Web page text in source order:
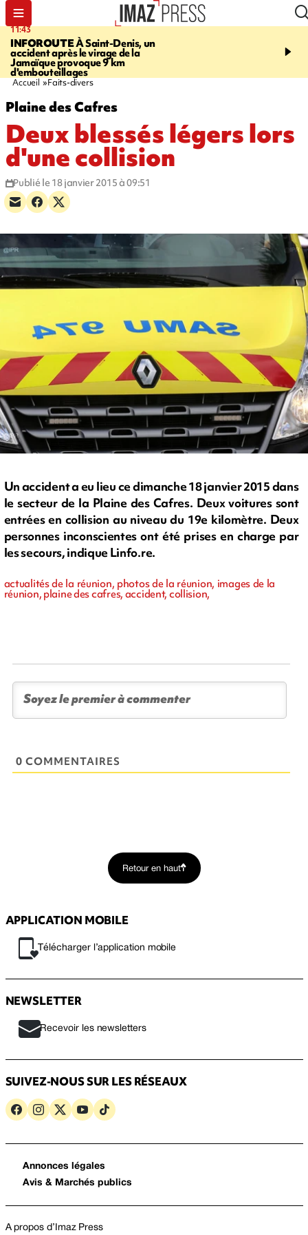
11:43
INFOROUTEÀ Saint-Denis, un
accident après le virage de la
Jamaïque provoque 9 km
d'embouteillages
16:35
gendarmes évacuent
Accueil Faits-divers
Plaine des Cafres
Deux blessés légers lors
d'une collision
Publié le 18 janvier 2015 à 09:51
Un accident a eu lieu ce dimanche 18 janvier 2015 dans
le secteur de la Plaine des Cafres. Deux voitures sont
entrées en collision au niveau du 19e kilomètre. Deux
personnes inconscientes ont été prises en charge par
les secours, indique Linfo.re.
actualités de la réunion, photos de la réunion, images de la
réunion, plaine des cafres, accident, collision,
0 COMMENTAIRES
Retour en haut
APPLICATION MOBILE
Télécharger l’application mobile
NEWSLETTER
Recevoir les newsletters
SUIVEZ-NOUS SUR LES RÉSEAUX
Annonces légales
Avis & Marchés publics
A propos d’Imaz Press